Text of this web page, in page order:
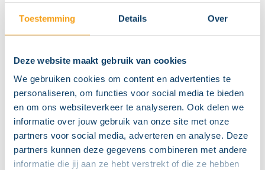
Toestemming Details Over
Deze website maakt gebruik van cookies
We gebruiken cookies om content en advertenties te
personaliseren, om functies voor social media te bieden
en om ons websiteverkeer te analyseren. Ook delen we
informatie over jouw gebruik van onze site met onze
partners voor social media, adverteren en analyse. Deze
partners kunnen deze gegevens combineren met andere
informatie die jij aan ze hebt verstrekt of die ze hebben
hebben op het ijs. Daarnaast is er een 30x60-meterbaan
waar lekker vrij geschaatst kan worden door jong en
oud. Voor de allerkleinsten zijn schaatsrekjes en glij-ijzers
veel leuke activiteiten georganiseerd, zoals ijshockeyen,
Familie Fun Schaatsen en schaatsclinics.
Hoe kan ik mijn cadeaukaart besteden bij de Ireen
Wüst IJsbaan?
De cadeaukaart is in te leveren bij de kassa van de
ijsbaan.